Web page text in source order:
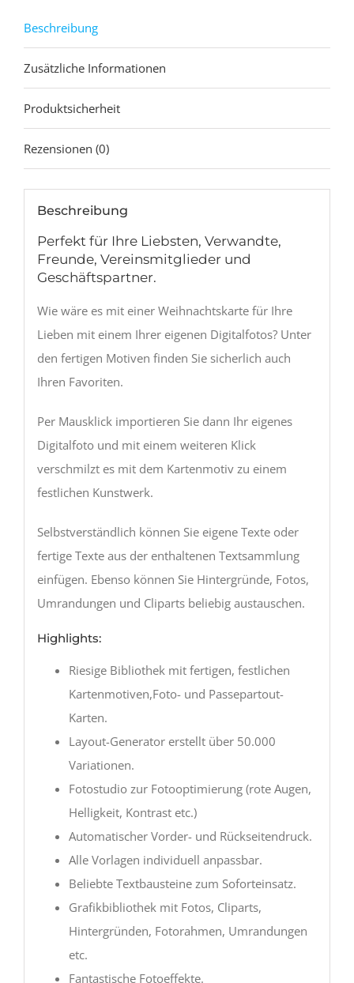
Beschreibung
Zusätzliche Informationen
Produktsicherheit
Rezensionen (0)
Beschreibung
Perfekt für Ihre Liebsten, Verwandte,
Freunde, Vereinsmitglieder und
Geschäftspartner.
Wie wäre es mit einer Weihnachtskarte für Ihre
Lieben mit einem Ihrer eigenen Digitalfotos? Unter
den fertigen Motiven finden Sie sicherlich auch
Ihren Favoriten.
Per Mausklick importieren Sie dann Ihr eigenes
Digitalfoto und mit einem weiteren Klick
verschmilzt es mit dem Kartenmotiv zu einem
festlichen Kunstwerk.
Selbstverständlich können Sie eigene Texte oder
fertige Texte aus der enthaltenen Textsammlung
einfügen. Ebenso können Sie Hintergründe, Fotos,
Umrandungen und Cliparts beliebig austauschen.
Highlights:
Riesige Bibliothek mit fertigen, festlichen
Kartenmotiven,Foto- und Passepartout-
Karten.
Layout-Generator erstellt über 50.000
Variationen.
Fotostudio zur Fotooptimierung (rote Augen,
Helligkeit, Kontrast etc.)
Automatischer Vorder- und Rückseitendruck.
Alle Vorlagen individuell anpassbar.
Beliebte Textbausteine zum Soforteinsatz.
Grafikbibliothek mit Fotos, Cliparts,
Hintergründen, Fotorahmen, Umrandungen
etc.
Fantastische Fotoeffekte.